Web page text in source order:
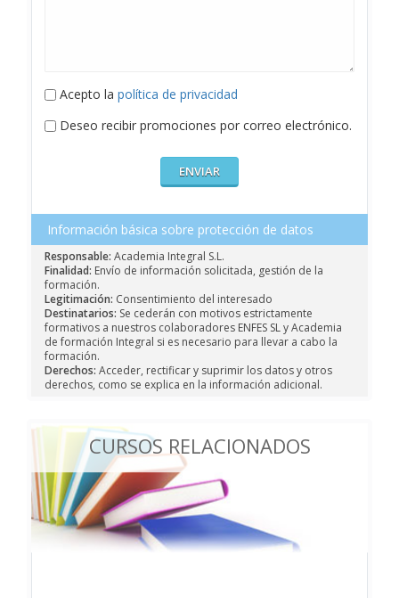
Acepto la política de privacidad
Deseo recibir promociones por correo electrónico.
Información básica sobre protección de datos
Responsable: Academia Integral S.L.
Finalidad: Envío de información solicitada, gestión de la
formación.
Legitimación: Consentimiento del interesado
Destinatarios: Se cederán con motivos estrictamente
formativos a nuestros colaboradores ENFES SL y Academia
de formación Integral si es necesario para llevar a cabo la
formación.
Derechos: Acceder, rectificar y suprimir los datos y otros
derechos, como se explica en la información adicional.
CURSOS RELACIONADOS